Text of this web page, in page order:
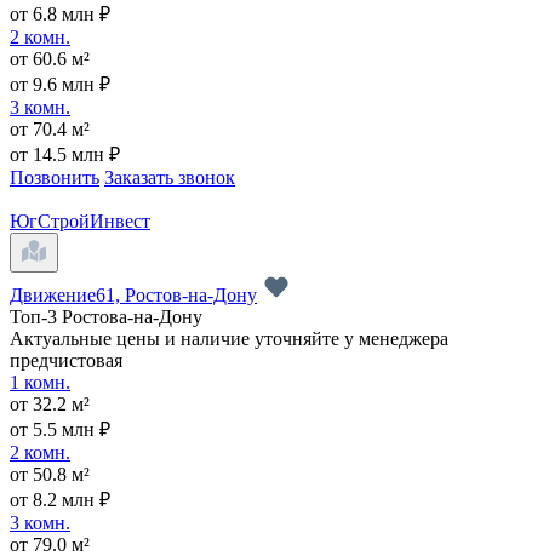
от 6.8 млн ₽
2 комн.
от 60.6 м²
от 9.6 млн ₽
3 комн.
от 70.4 м²
от 14.5 млн ₽
Позвонить Заказать звонок
ЮгСтройИнвест
Движение61, Ростов-на-Дону
Топ-3 Ростова-на-Дону
Актуальные цены и наличие уточняйте у менеджера
предчистовая
1 комн.
от 32.2 м²
от 5.5 млн ₽
2 комн.
от 50.8 м²
от 8.2 млн ₽
3 комн.
от 79.0 м²